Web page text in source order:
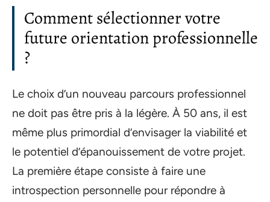
Comment sélectionner votre
future orientation professionnelle
?
Le choix d’un nouveau parcours professionnel
ne doit pas être pris à la légère. À 50 ans, il est
même plus primordial d’envisager la viabilité et
le potentiel d’épanouissement de votre projet.
La première étape consiste à faire une
introspection personnelle pour répondre à